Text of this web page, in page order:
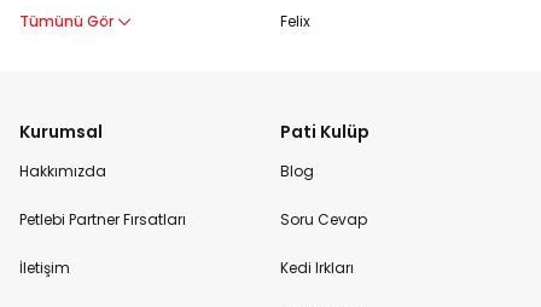
Tümünü Gör
Felix
Kurumsal
Hakkımızda
Petlebi Partner Fırsatları
İletişim
Pati Kulüp
Blog
Soru Cevap
Kedi Irkları